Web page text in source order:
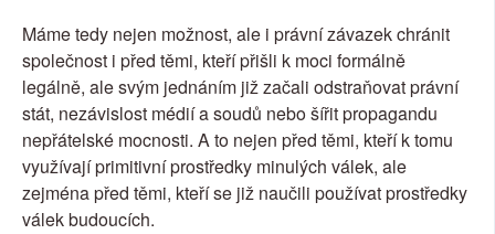
Máme tedy nejen možnost, ale i právní závazek chránit
společnost i před těmi, kteří přišli k moci formálně
legálně, ale svým jednáním již začali odstraňovat právní
stát, nezávislost médií a soudů nebo šířit propagandu
nepřátelské mocnosti. A to nejen před těmi, kteří k tomu
využívají primitivní prostředky minulých válek, ale
zejména před těmi, kteří se již naučili používat prostředky
válek budoucích.